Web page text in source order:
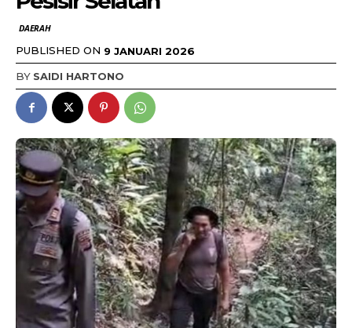
DAERAH
PUBLISHED ON 9 JANUARI 2026
BY SAIDI HARTONO